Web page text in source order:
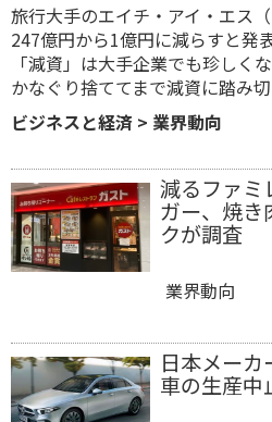
旅行大手のエイチ・アイ・エス
247億円から1億円に減らすと発
「減資」は大手企業でも珍しく
かなぐり捨ててまで減資に踏み
ビジネスと経済 > 業界動向
減るファミ
ガー、焼
クが調査
業界動向
日本メー
車の生産中